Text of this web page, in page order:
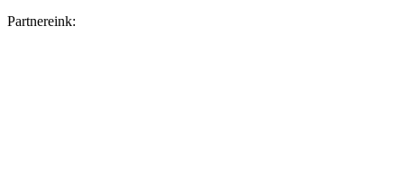
Partnereink: